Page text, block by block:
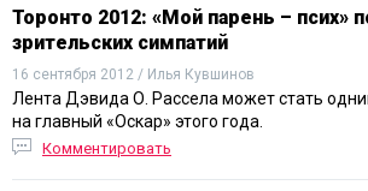
Торонто 2012: «Мой парень – псих»
зрительских симпатий
16 сентября 2012 / Илья Кувшинов
Лента Дэвида О. Рассела может стать
на главный «Оскар» этого года.
Комментировать